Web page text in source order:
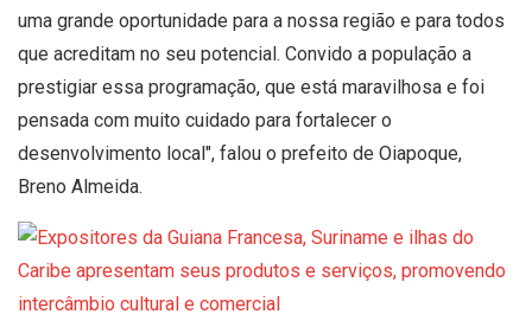
uma grande oportunidade para a nossa região e para todos
que acreditam no seu potencial. Convido a população a
prestigiar essa programação, que está maravilhosa e foi
pensada com muito cuidado para fortalecer o
desenvolvimento local", falou o prefeito de Oiapoque,
Breno Almeida.